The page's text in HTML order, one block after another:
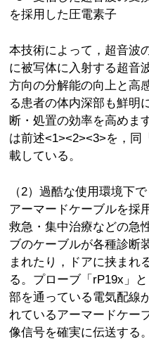
を採用した圧電素子
本技術によって，超音波
に被写体に入射する超音
方向の分解能の向上と高
る患者の体内深部も鮮明
断・処置の効率を高めま
は前述<1><2><3>を，同
載している。
（2）過酷な使用環境下
アーマードケーブルを採
救急・集中治療などの急
ブのケーブルが各種診断
まれたり，ドアに挟まれ
る。プローブ「rP19x」
部を通っている電気配線
れているアーマードケー
像信号を確実に伝送する。